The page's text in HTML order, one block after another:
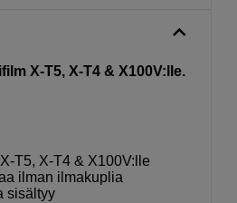
X-T5, X-T4 & X100V:lle.
T5, X-T4 & X100V:lle
ilman ilmakuplia
sisältyy